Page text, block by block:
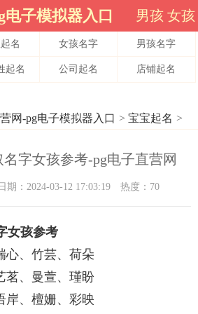
电子模拟器入口 男孩 女孩
名 女孩名字 男孩名字
起名 公司起名 店铺起名
网-pg电子模拟器入口 > 宝宝起名 >
名字女孩参考-pg电子直营网
期：2024-03-12 17:03:19 热度：70
女孩参考
心、竹芸、荷朵
茗、曼萱、瑾盼
岸、檀姗、彩映